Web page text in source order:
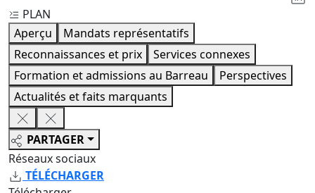
PLAN
Aperçu
Mandats représentatifs
Reconnaissances et prix
Services connexes
Formation et admissions au Barreau
Perspectives
Actualités et faits marquants
PARTAGER
Réseaux sociaux
TÉLÉCHARGER